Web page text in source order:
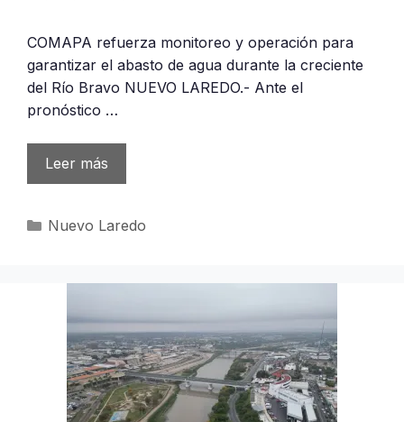
COMAPA refuerza monitoreo y operación para
garantizar el abasto de agua durante la creciente
del Río Bravo NUEVO LAREDO.- Ante el
pronóstico …
Leer más
Categorías
Nuevo Laredo